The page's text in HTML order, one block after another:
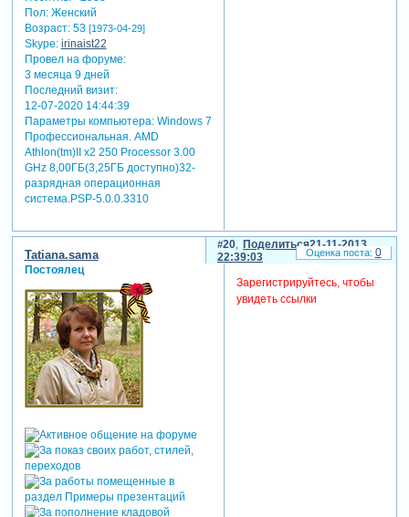
Пол:Женский
Возраст:53 [1973-04-29]
Skype: irinaist22
Провел на форуме:
3 месяца 9 дней
Последний визит:
12-07-2020 14:44:39
Параметры компьютера:Windows 7
Профессиональная. AMD
Athlon(tm)II x2 250 Processor 3.00
GHz 8,00ГБ(3,25ГБ доступно)32-
разрядная операционная
система.PSP-5.0.0.3310
Поделиться
20
21-11-2013
22:39:03
Tatiana.sama
Постоялец
Зарегистрируйтесь, чтобы
увидеть ссылки
0